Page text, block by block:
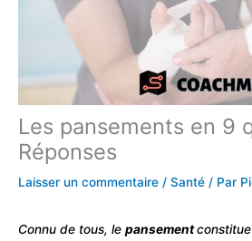
Les pansements en 9
Réponses
Laisser un commentaire / Santé / Par
Connu de tous, le pansement